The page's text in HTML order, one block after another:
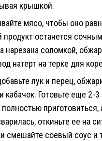
крышкой.
мясо, чтобы оно
продукт останется
нарезана соломкой,
натерт на терке для
лук и перец,
кабачок. Готовьте еще
откиньте ее на
смешайте соевый соус и